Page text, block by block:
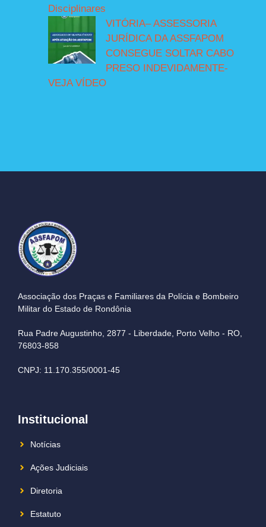
Disciplinares
VITÓRIA– ASSESSORIA
JURÍDICA DA ASSFAPOM
CONSEGUE SOLTAR CABO
PRESO INDEVIDAMENTE-
VEJA VÍDEO
Associação dos Praças e Familiares da Polícia e Bombeiro
Militar do Estado de Rondônia
Rua Padre Augustinho, 2877 - Liberdade, Porto Velho - RO,
76803-858
CNPJ: 11.170.355/0001-45
Institucional
Notícias
Ações Judiciais
Diretoria
Estatuto